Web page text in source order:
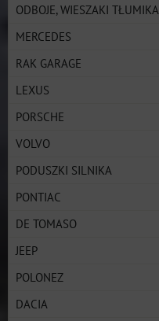
ODBOJE, WIESZAKI TŁUMIKA
MERCEDES
RAK GARAGE
LEXUS
PORSCHE
VOLVO
PODUSZKI SILNIKA
PONTIAC
DE TOMASO
JEEP
POLONEZ
DACIA